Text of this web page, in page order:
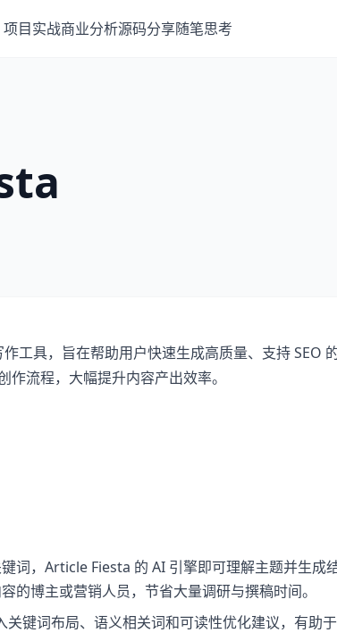
项目实战商业分析源码分享随笔思考
工具，旨在帮助用户快速生成高质量、支持 SEO
流程，大幅提升内容产出效率。
词，Article Fiesta 的 AI 引擎即可理解主题并生成
的博主或营销人员，节省大量调研与撰稿时间。
关键词布局、语义相关词和可读性优化建议，有助